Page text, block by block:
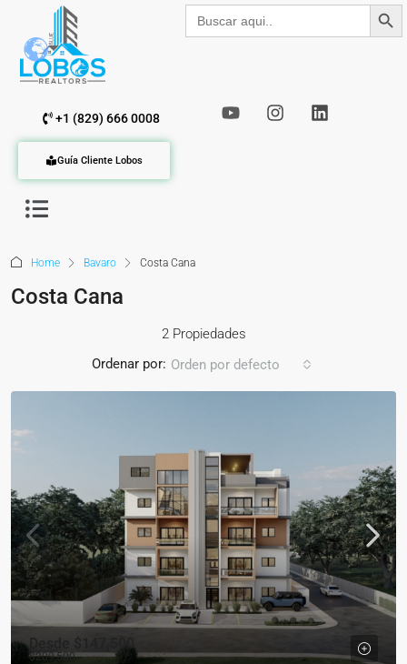
Buscar: Botón de
+1 (829) 666 0008
Guía Cliente Lobos
Home Bavaro Costa Cana
Costa Cana
2 Propiedades
Ordenar por: Orden por defecto
Desde $147,500
$209,500